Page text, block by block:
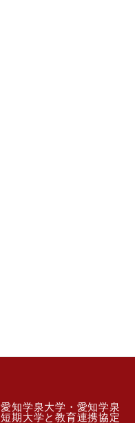
愛知学泉大学・愛知学泉
短期大学と教育連携協定